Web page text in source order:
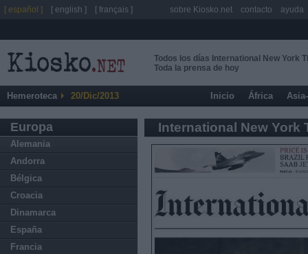
Todos los días International New York
Toda la prensa de hoy
Hemeroteca 20/Dic/2013 Inicio África
Europa
Alemania
Andorra
Bélgica
Croacia
Dinamarca
España
Francia
International New York
[ español ] [ english ] [ français ] sobre Kiosko.net contacto ayuda